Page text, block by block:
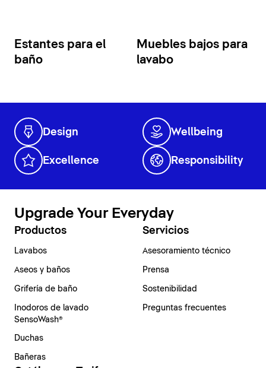
Estantes para el
baño
Muebles bajos para
lavabo
Design Wellbeing
Excellence Responsibility
Upgrade Your Everyday
Productos
Lavabos
Aseos y baños
Grifería de baño
Inodoros de lavado
SensoWash®
Duchas
Bañeras
Servicios
Asesoramiento técnico
Prensa
Sostenibilidad
Preguntas frecuentes